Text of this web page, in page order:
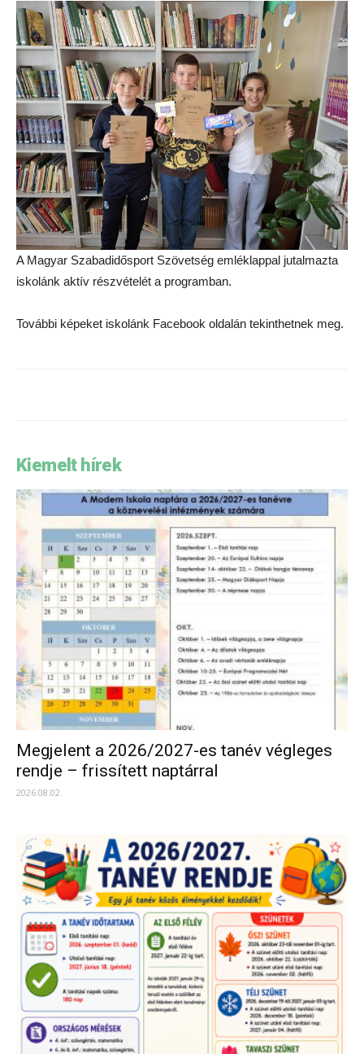
A Magyar Szabadidősport Szövetség emléklappal jutalmazta
iskolánk aktív részvételét a programban.
További képeket iskolánk Facebook oldalán tekinthetnek meg.
Kiemelt hírek
Megjelent a 2026/2027-es tanév végleges
rendje – frissített naptárral
2026.08.02.